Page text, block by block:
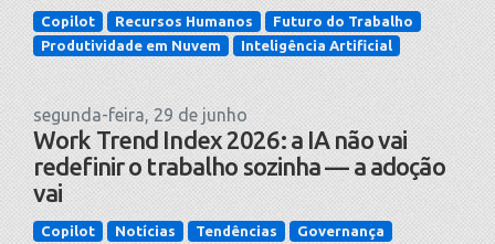
Copilot Recursos Humanos
Futuro do Trabalho
Produtividade em Nuvem
Inteligência Artificial
segunda-feira, 29 de junho
Work Trend Index 2026: a IA não vai
redefinir o trabalho sozinha — a adoção
vai
Copilot Notícias Tendências
Governança